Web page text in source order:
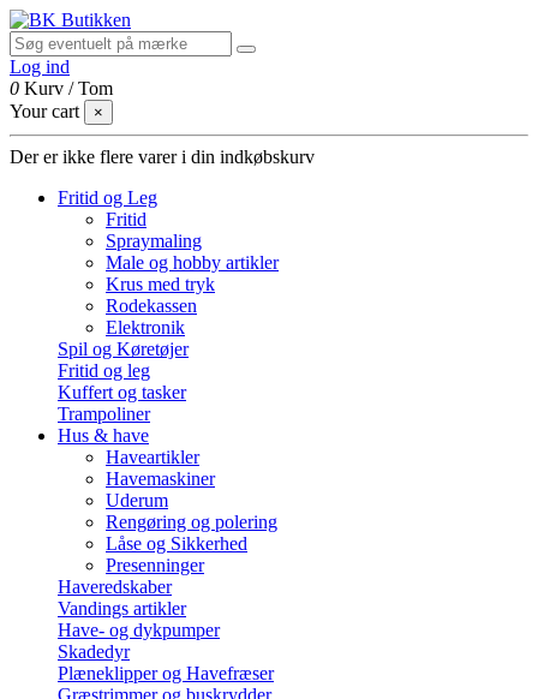
Log ind
0 Kurv /Tom
Your cart
×
Der er ikke flere varer i din indkøbskurv
Fritid og Leg
Fritid
Spraymaling
Male og hobby artikler
Krus med tryk
Rodekassen
Elektronik
Spil og Køretøjer
Fritid og leg
Kuffert og tasker
Trampoliner
Hus & have
Haveartikler
Havemaskiner
Uderum
Rengøring og polering
Låse og Sikkerhed
Presenninger
Haveredskaber
Vandings artikler
Have- og dykpumper
Skadedyr
Plæneklipper og Havefræser
Græstrimmer og buskrydder